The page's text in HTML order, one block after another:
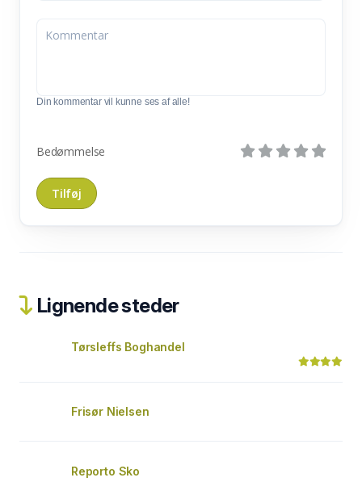
Din kommentar vil kunne ses af alle!
Bedømmelse
Lignende steder
Tørsleffs Boghandel
Frisør Nielsen
Reporto Sko